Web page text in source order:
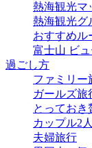
熱海観光マ
熱海観光グ
おすすめル
富士山 ビ
過ごし方
ファミリー
ガールズ旅
とっておき
カップル2
夫婦旅行